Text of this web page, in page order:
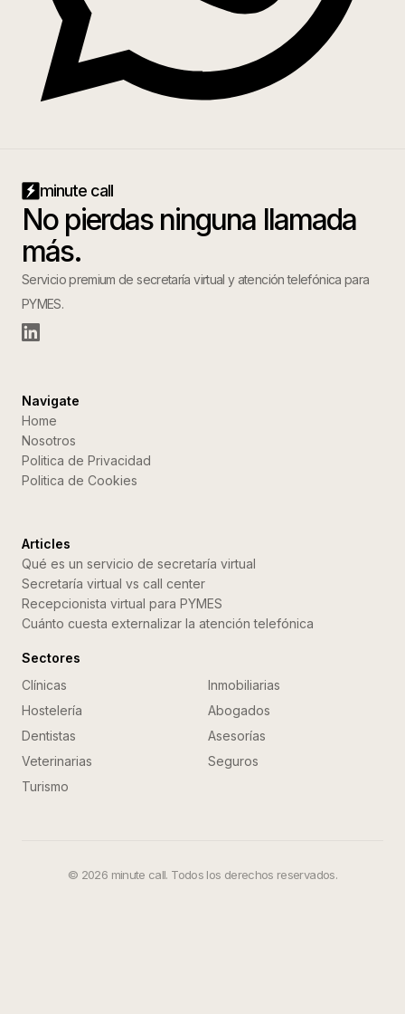
minute call
No pierdas ninguna llamada
más.
Servicio premium de secretaría virtual y atención telefónica para
PYMES.
Navigate
Home
Nosotros
Politica de Privacidad
Politica de Cookies
Articles
Qué es un servicio de secretaría virtual
Secretaría virtual vs call center
Recepcionista virtual para PYMES
Cuánto cuesta externalizar la atención telefónica
Sectores
Clínicas
Inmobiliarias
Hostelería
Abogados
Dentistas
Asesorías
Veterinarias
Seguros
Turismo
© 2026 minute call. Todos los derechos reservados.